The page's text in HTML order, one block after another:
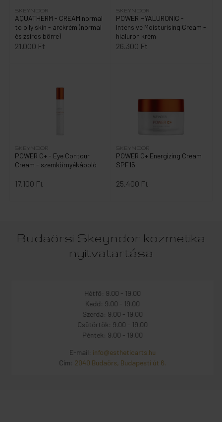
AQUATHERM - CREAM normal
to oily skin - arckrém (normal
és zsíros bőrre)
SKEYNDOR
21.000 Ft
POWER HYALURONIC -
Intensive Moisturising Cream -
hialuron krém
SKEYNDOR
26.300 Ft
POWER C+ - Eye Contour
Cream - szemkörnyékápoló
SKEYNDOR
17.100 Ft
POWER C+ Energizing Cream
SPF15
SKEYNDOR
25.400 Ft
Budaörsi Skeyndor kozmetika
nyitvatartása
Hétfő: 9.00 - 19.00
Kedd: 9.00 - 19.00
Szerda: 9.00 - 19.00
Csütörtök: 9.00 - 19.00
Péntek: 9.00 - 19.00
E-mail: info@estheticarts.hu
Cím: 2040 Budaörs, Budapesti út 6.